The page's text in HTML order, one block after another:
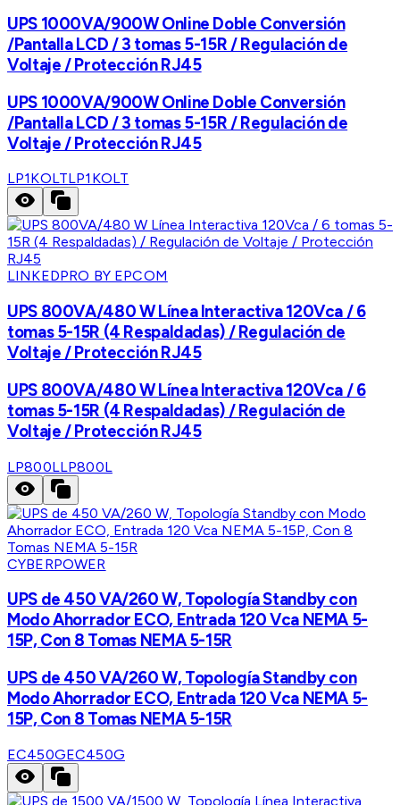
UPS 1000VA/900W Online Doble Conversión
/Pantalla LCD / 3 tomas 5-15R / Regulación de
Voltaje / Protección RJ45
UPS 1000VA/900W Online Doble Conversión
/Pantalla LCD / 3 tomas 5-15R / Regulación de
Voltaje / Protección RJ45
LP1KOLTLP1KOLT
LINKEDPRO BY EPCOM
UPS 800VA/480 W Línea Interactiva 120Vca / 6
tomas 5-15R (4 Respaldadas) / Regulación de
Voltaje / Protección RJ45
UPS 800VA/480 W Línea Interactiva 120Vca / 6
tomas 5-15R (4 Respaldadas) / Regulación de
Voltaje / Protección RJ45
LP800LLP800L
CYBERPOWER
UPS de 450 VA/260 W, Topología Standby con
Modo Ahorrador ECO, Entrada 120 Vca NEMA 5-
15P, Con 8 Tomas NEMA 5-15R
UPS de 450 VA/260 W, Topología Standby con
Modo Ahorrador ECO, Entrada 120 Vca NEMA 5-
15P, Con 8 Tomas NEMA 5-15R
EC450GEC450G